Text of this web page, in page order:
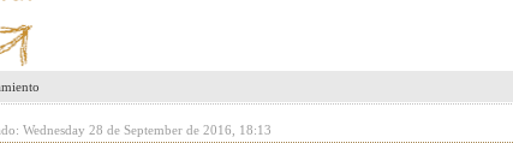
Wednesday 28 de September de 2016, 18:13